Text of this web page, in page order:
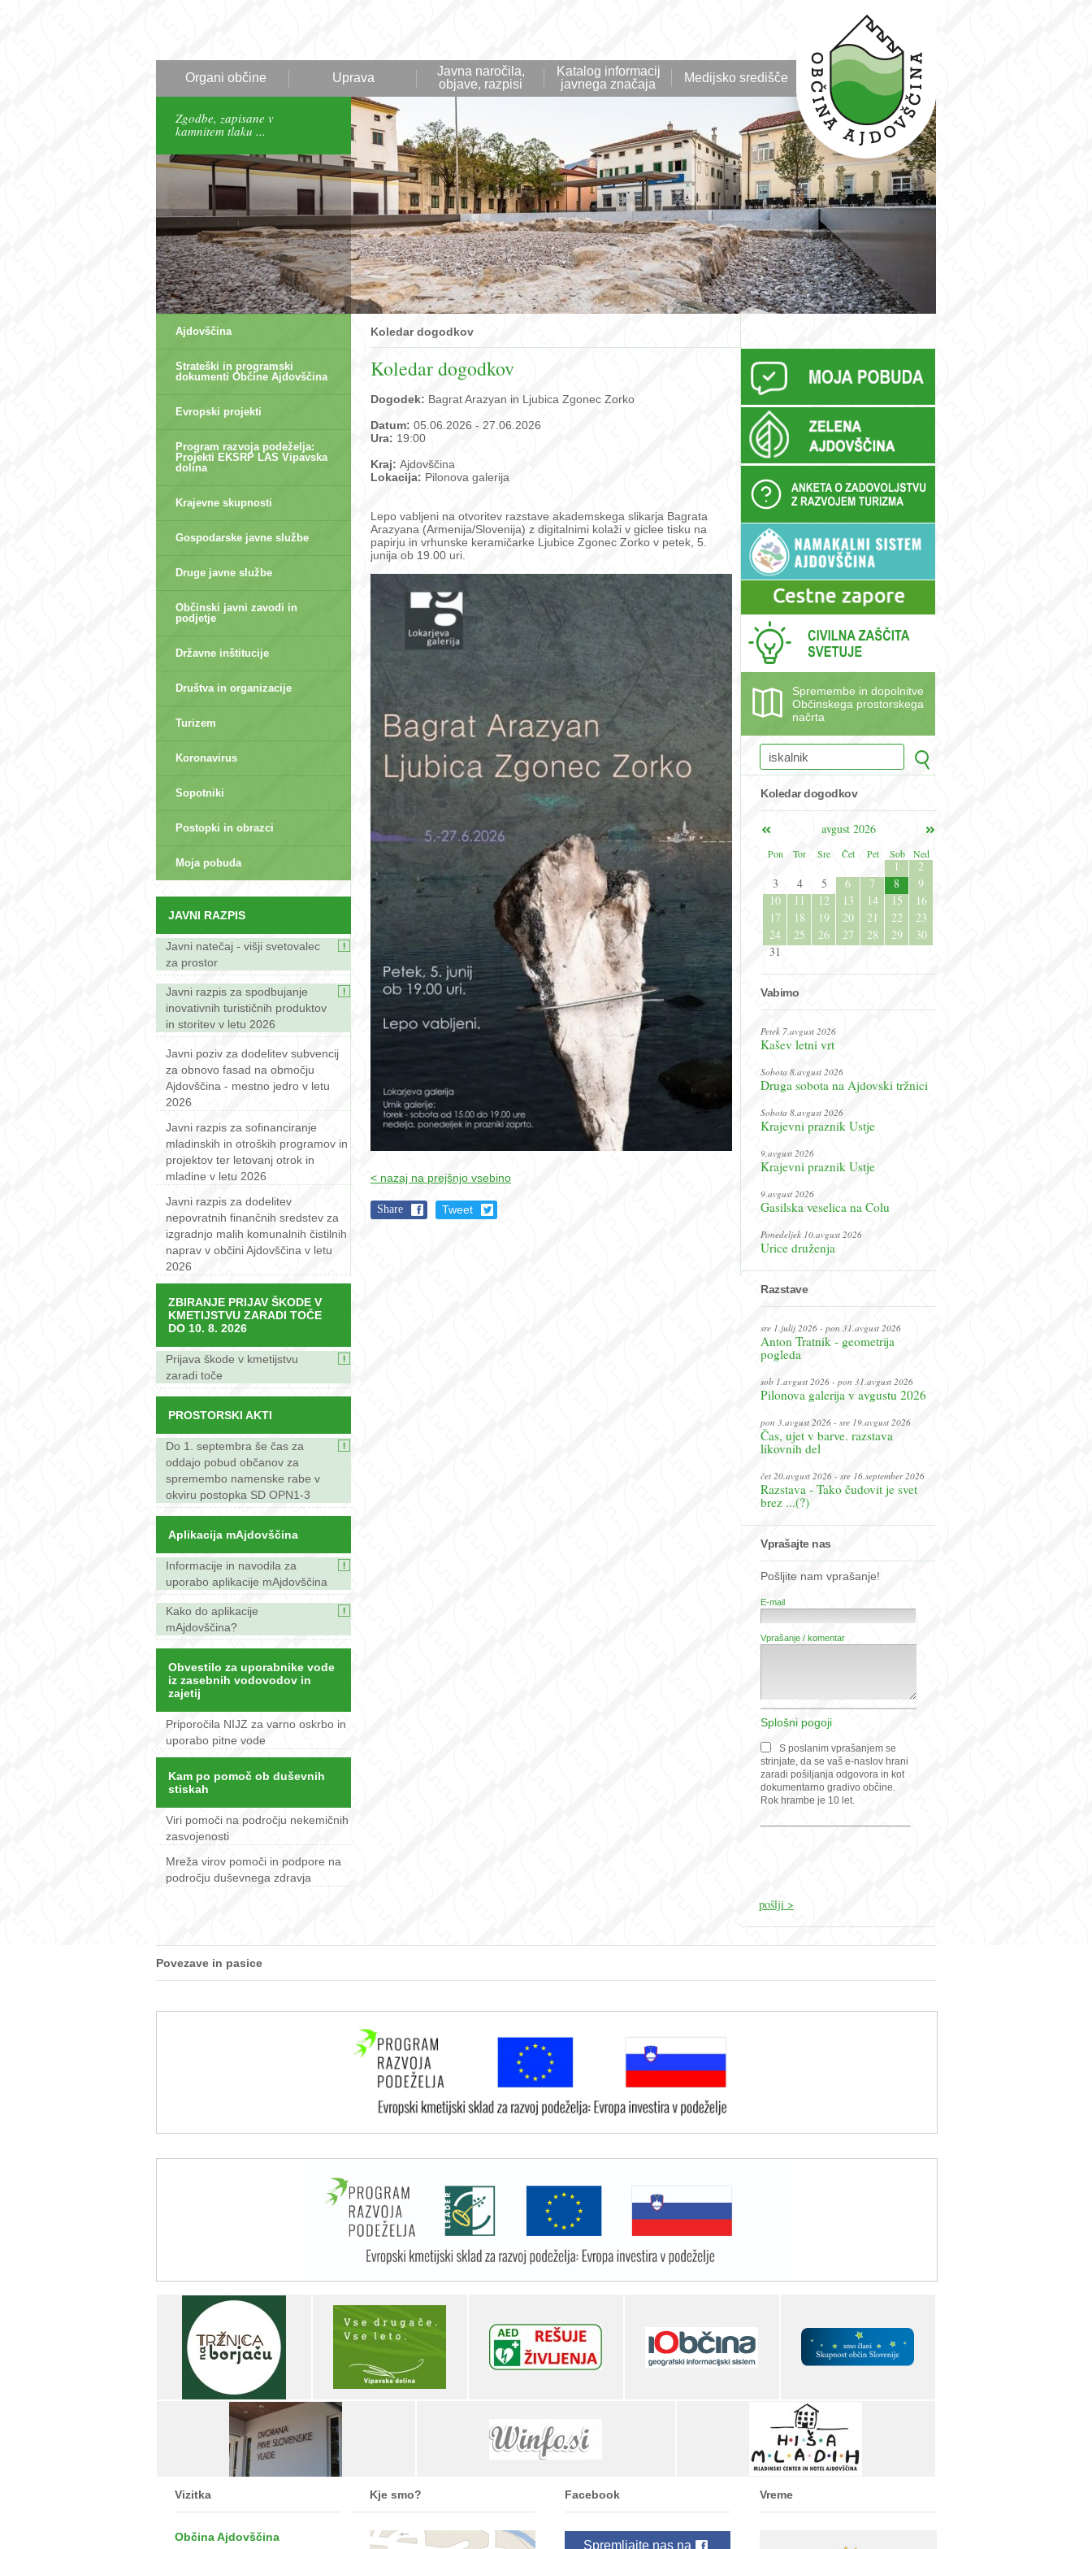
Organi občine Uprava
Javna naročila,
objave, razpisi
Katalog informacij
javnega značaja
Medijsko središče
Zgodbe, zapisane v
kamnitem tlaku ...
Ajdovščina
Strateški in programski
dokumenti Občine Ajdovščina
Evropski projekti
Program razvoja podeželja:
Projekti EKSRP LAS Vipavska
dolina
Krajevne skupnosti
Gospodarske javne službe
Druge javne službe
Občinski javni zavodi in
podjetje
Državne inštitucije
Društva in organizacije
Turizem
Koronavirus
Sopotniki
Postopki in obrazci
Moja pobuda
JAVNI RAZPIS
Javni natečaj - višji svetovalec
za prostor
Javni razpis za spodbujanje
inovativnih turističnih produktov
in storitev v letu 2026
Javni poziv za dodelitev subvencij
za obnovo fasad na območju
Ajdovščina - mestno jedro v letu
2026
Javni razpis za sofinanciranje
mladinskih in otroških programov in
projektov ter letovanj otrok in
mladine v letu 2026
Javni razpis za dodelitev
nepovratnih finančnih sredstev za
izgradnjo malih komunalnih čistilnih
naprav v občini Ajdovščina v letu
2026
ZBIRANJE PRIJAV ŠKODE V
KMETIJSTVU ZARADI TOČE
DO 10. 8. 2026
Prijava škode v kmetijstvu
zaradi toče
PROSTORSKI AKTI
Do 1. septembra še čas za
oddajo pobud občanov za
spremembo namenske rabe v
okviru postopka SD OPN1-3
Aplikacija mAjdovščina
Informacije in navodila za
uporabo aplikacije mAjdovščina
Kako do aplikacije
mAjdovščina?
Obvestilo za uporabnike vode
iz zasebnih vodovodov in
zajetij
Priporočila NIJZ za varno oskrbo in
uporabo pitne vode
Kam po pomoč ob duševnih
stiskah
Viri pomoči na področju nekemičnih
zasvojenosti
Mreža virov pomoči in podpore na
področju duševnega zdravja
Koledar dogodkov
Koledar dogodkov
Dogodek: Bagrat Arazyan in Ljubica Zgonec Zorko
Datum: 05.06.2026 - 27.06.2026
Ura: 19:00
Kraj: Ajdovščina
Lokacija: Pilonova galerija
Lepo vabljeni na otvoritev razstave akademskega slikarja Bagrata
Arazyana (Armenija/Slovenija) z digitalnimi kolaži v giclee tisku na
papirju in vrhunske keramičarke Ljubice Zgonec Zorko v petek, 5.
junija ob 19.00 uri.
< nazaj na prejšnjo vsebino
Share Tweet
Spremembe in dopolnitve
Občinskega prostorskega
načrta
Koledar dogodkov
avgust 2026
Pon
Tor Sre Čet Pet Sob Ned
1
2
3
4 5 6 7 8
9
10
11 12 13 14 15
16
17
18 19 20 21 22
23
24
25 26 27 28 29
30
31
Vabimo
Petek 7.avgust 2026
Kašev letni vrt
Sobota 8.avgust 2026
Druga sobota na Ajdovski tržnici
Sobota 8.avgust 2026
Krajevni praznik Ustje
9.avgust 2026
Krajevni praznik Ustje
9.avgust 2026
Gasilska veselica na Colu
Ponedeljek 10.avgust 2026
Urice druženja
Razstave
sre 1.julij 2026 - pon 31.avgust 2026
Anton Tratnik - geometrija
pogleda
sob 1.avgust 2026 - pon 31.avgust 2026
Pilonova galerija v avgustu 2026
pon 3.avgust 2026 - sre 19.avgust 2026
Čas, ujet v barve. razstava
likovnih del
čet 20.avgust 2026 - sre 16.september 2026
Razstava - Tako čudovit je svet
brez ...(?)
Vprašajte nas
Pošljite nam vprašanje!
E-mail
Vprašanje / komentar
Splošni pogoji
S poslanim vprašanjem se
strinjate, da se vaš e-naslov hrani
zaradi pošiljanja odgovora in kot
dokumentarno gradivo občine.
Rok hrambe je 10 let.
Povezave in pasice
Vizitka
Občina Ajdovščina
Kje smo? Facebook
Spremljajte nas na
Vreme